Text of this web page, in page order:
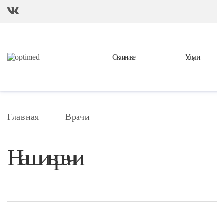
О клинике Услуги
Главная Врачи
Наши врачи